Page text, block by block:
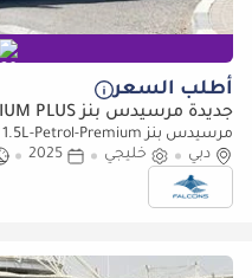
أطلب السعر
جديدة مرسيدس بنز C 200 PREMIUM PLUS
مرسيدس بنز C 200 PREMIUM PLUS 1.5L-Petrol-Premium (للتصدير فقط)
دبي
خليجي 2025